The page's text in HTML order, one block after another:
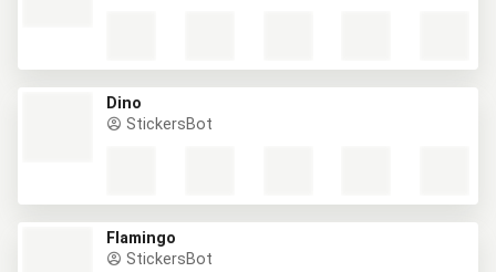
Dino
StickersBot
Flamingo
StickersBot